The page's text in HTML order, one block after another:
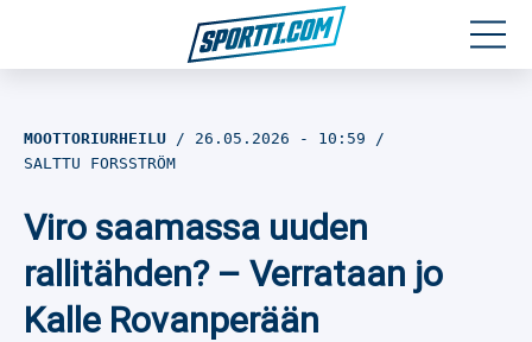
Jalkapallo
Yleisurheilu
MOOTTORIURHEILU 26.05.2026 - 10:59
SALTTU FORSSTRÖM
Viro saamassa uuden
rallitähden? – Verrataan jo
Kalle Rovanperään